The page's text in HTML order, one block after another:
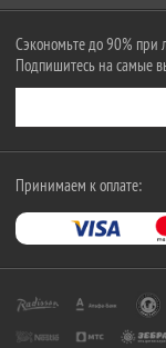
Сэкономьте до 90% при
Подпишитесь на самые
Принимаем к оплате: